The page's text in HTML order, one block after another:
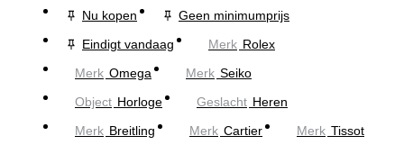
Nu kopen
Geen minimumprijs
Eindigt vandaag
Merk Rolex
Merk Omega Merk Seiko
Object Horloge Geslacht Heren
Merk Breitling Merk Cartier Merk Tissot